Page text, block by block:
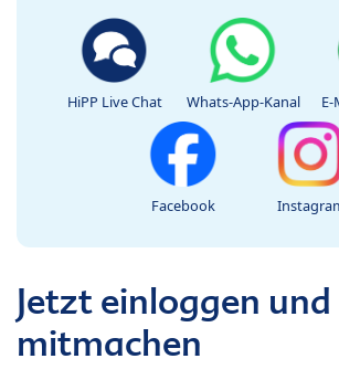
HiPP Live Chat Whats-App-Kanal
Facebook
Jetzt einloggen und
mitmachen